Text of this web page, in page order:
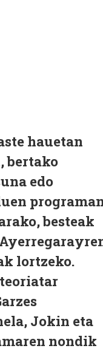
hauetan
bertako
edo
besteak
lortzeko.
Jokin eta
nondik